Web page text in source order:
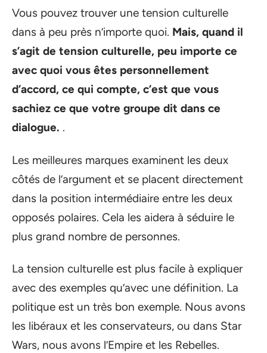
Vous pouvez trouver une tension culturelle
dans à peu près n’importe quoi. Mais, quand il
s’agit de tension culturelle, peu importe ce
avec quoi vous êtes personnellement
d’accord, ce qui compte, c’est que vous
sachiez ce que votre groupe dit dans ce
dialogue. .
Les meilleures marques examinent les deux
côtés de l’argument et se placent directement
dans la position intermédiaire entre les deux
opposés polaires. Cela les aidera à séduire le
plus grand nombre de personnes.
La tension culturelle est plus facile à expliquer
avec des exemples qu’avec une définition. La
politique est un très bon exemple. Nous avons
les libéraux et les conservateurs, ou dans Star
Wars, nous avons l’Empire et les Rebelles.